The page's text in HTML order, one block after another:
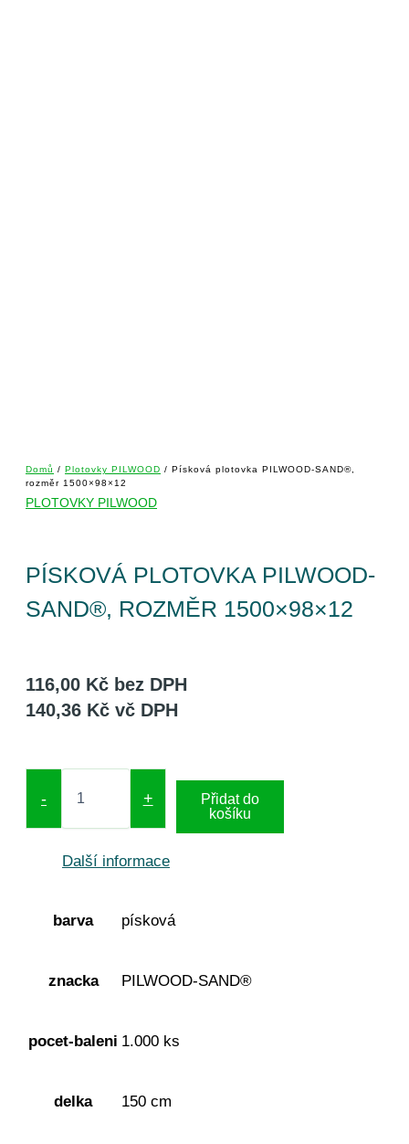
Domů / Plotovky PILWOOD / Písková plotovka PILWOOD-SAND®,
rozměr 1500×98×12
PLOTOVKY PILWOOD
PÍSKOVÁ PLOTOVKA PILWOOD-
SAND®, ROZMĚR 1500×98×12
116,00 Kč bez DPH
140,36 Kč vč DPH
- +
Přidat do
košíku
Další informace
barva písková
znacka PILWOOD-SAND®
pocet-baleni 1.000 ks
delka 150 cm